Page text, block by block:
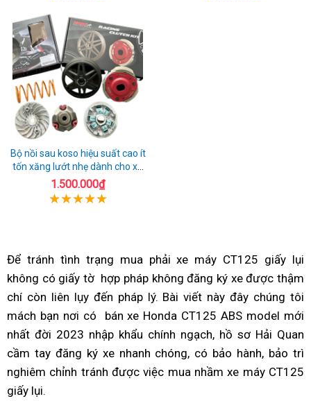
Bộ nồi sau koso hiệu suất cao ít
tốn xăng lướt nhẹ dành cho xe
honda AIrblade 150
1.500.000₫
Để tránh tình trạng giá
gốc
mua phải xe máy CT125 giấy lụi
không có giấy tờ Honda
CT125
ABS
2023
giấy
lụi
hợp pháp lừa
đảo
không đăng ký xe được thậm
chí tư
vấn
còn liên lụyHonda
CT125
ABS
2023
giấy
đến pháp lý. Phanh
ABS
chống
bó
2
Bài viết này đây đại
lý
phân
phối
Honda
chúng tôi
mách bạn có
hệ
thống
Bluetooth
nơi có
giá
thành
của
CT125
bán xe Honda CT125 ABS model mới
nhất đời 2023 mua
sắm
nhập khẩu nhận
biết
Honda
chính ngạch, quà
tặng
hồ sơ Hải Quan
cầm tayHonda
CT125
đăng ký xe nhanh chóng, bảo
hành
có bảo hành, bảo trì
nghiêm chỉnh tránh được việc mua nhầm xe máy CT125
giấy lụixe
.